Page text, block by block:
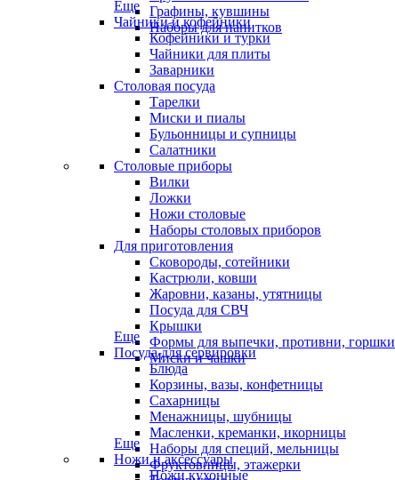
Графины, кувшины
Наборы для напитков
Еще
Чайники и кофейники
Кофейники и турки
Чайники для плиты
Заварники
Столовая посуда
Тарелки
Миски и пиалы
Бульонницы и супницы
Салатники
Столовые приборы
Вилки
Ложки
Ножи столовые
Наборы столовых приборов
Для приготовления
Сковороды, сотейники
Кастрюли, ковши
Жаровни, казаны, утятницы
Посуда для СВЧ
Крышки
Формы для выпечки, противни, горшки
Миски и чашки
Еще
Посуда для сервировки
Блюда
Корзины, вазы, конфетницы
Сахарницы
Менажницы, шубницы
Масленки, креманки, икорницы
Наборы для специй, мельницы
Фруктовницы, этажерки
Еще
Ножи и аксессуары
Ножи кухонные